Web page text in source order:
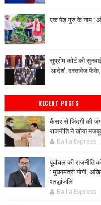
एक पेड़ गुरु के नाम :
सुप्रीम कोर्ट की
'आदेश', दस्तावेज फेंके,
RECENT POSTS
कैंसर से जिंदगी की जंग
राजनीति ने खोया
Ballia Express
पूर्वांचल की
: मुख्यमंत्री योगी,
श्रद्धांजलि
Ballia Express